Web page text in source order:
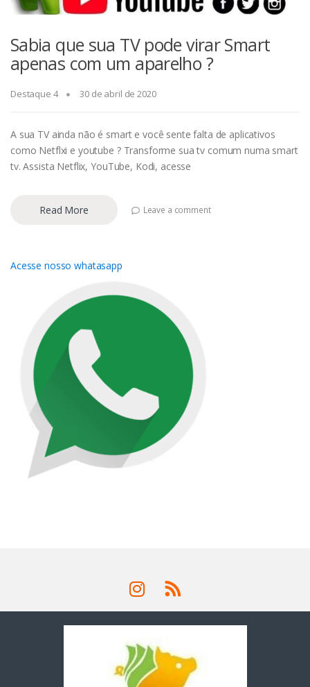
Sabia que sua TV pode virar Smart
apenas com um aparelho ?
Destaque 4 30 de abril de 2020
A sua TV ainda não é smart e você sente falta de aplicativos
como Netflxi e youtube ? Transforme sua tv comum numa smart
tv. Assista Netflix, YouTube, Kodi, acesse
Read More Leave a comment
Acesse nosso whatasapp